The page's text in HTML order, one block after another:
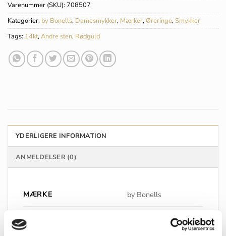
Varenummer (SKU):708507
Kategorier: by Bonells, Damesmykker, Mærker,Øreringe, Smykker
Tags: 14kt,Andre sten, Rødguld
YDERLIGERE INFORMATION
ANMELDELSER (0)
MÆRKE by Bonells
FARVE